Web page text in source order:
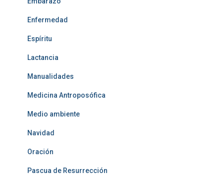
Enfermedad
Espíritu
Lactancia
Manualidades
Medicina Antroposófica
Medio ambiente
Navidad
Oración
Pascua de Resurrección